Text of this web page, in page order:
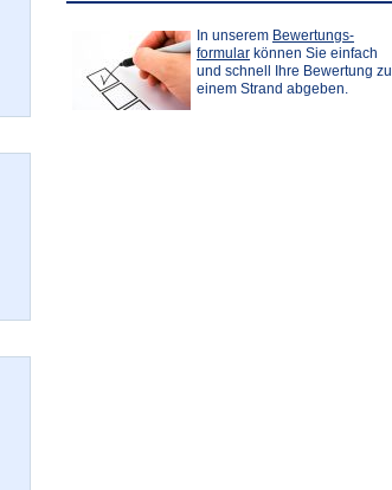
In unserem Bewertungs-
formular können Sie einfach
und schnell Ihre Bewertung zu
einem Strand abgeben.